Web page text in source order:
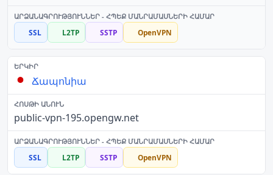
SSL L2TP SSTP OpenVPN
Ճապոնիա
public-vpn-195.opengw.net
SSL L2TP SSTP OpenVPN